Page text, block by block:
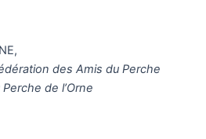
des Amis du Perche
de l’Orne